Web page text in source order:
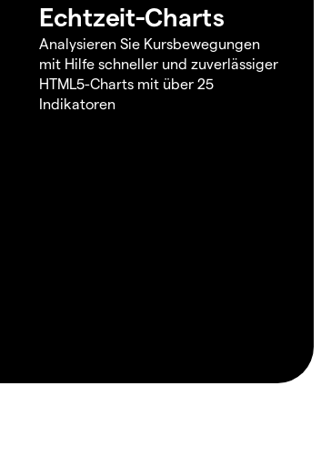
Echtzeit-Charts
Analysieren Sie Kursbewegungen
mit Hilfe schneller und zuverlässiger
HTML5-Charts mit über 25
Indikatoren